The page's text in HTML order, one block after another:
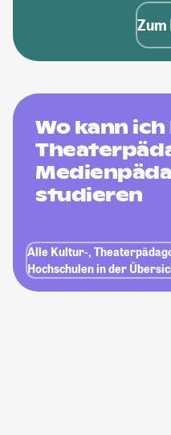
Zum
Wo kann
studieren
Alle Kultur-,
Hochschulen in der